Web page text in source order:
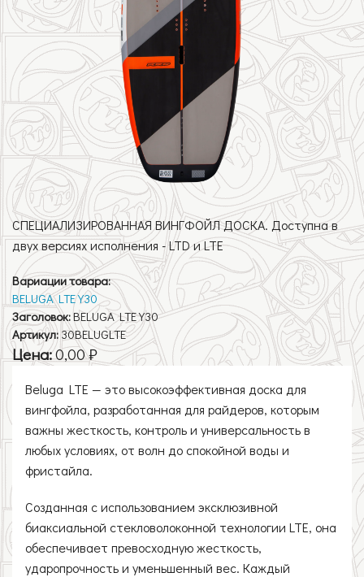
СПЕЦИАЛИЗИРОВАННАЯ ВИНГФОЙЛ ДОСКА. Доступна в
двух версиях исполнения - LTD и LTE
Вариации товара:
BELUGA LTE Y30
Заголовок:BELUGA LTE Y30
Артикул: 30BELUGLTE
Цена:0,00 ₽
Beluga LTE — это высокоэффективная доска для
вингфойла, разработанная для райдеров, которым
важны жесткость, контроль и универсальность в
любых условиях, от волн до спокойной воды и
фристайла.
Созданная с использованием эксклюзивной
биаксиальной стекловолоконной технологии LTE, она
обеспечивает превосходную жесткость,
ударопрочность и уменьшенный вес. Каждый